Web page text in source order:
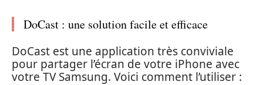
DoCast : une solution facile et efficace
DoCast est une application très conviviale
pour partager l’écran de votre iPhone avec
votre TV Samsung. Voici comment l’utiliser :